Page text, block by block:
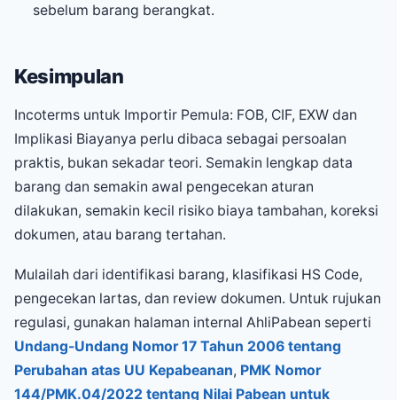
sebelum barang berangkat.
Kesimpulan
Incoterms untuk Importir Pemula: FOB, CIF, EXW dan
Implikasi Biayanya perlu dibaca sebagai persoalan
praktis, bukan sekadar teori. Semakin lengkap data
barang dan semakin awal pengecekan aturan
dilakukan, semakin kecil risiko biaya tambahan, koreksi
dokumen, atau barang tertahan.
Mulailah dari identifikasi barang, klasifikasi HS Code,
pengecekan lartas, dan review dokumen. Untuk rujukan
regulasi, gunakan halaman internal AhliPabean seperti
Undang-Undang Nomor 17 Tahun 2006 tentang
Perubahan atas UU Kepabeanan, PMK Nomor
144/PMK.04/2022 tentang Nilai Pabean untuk